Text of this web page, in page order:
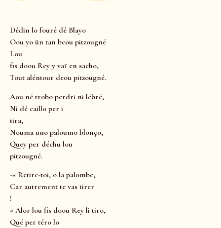
Dédin lo fourê dé Blayo
Oou yo ün tan beou pitzougné
Lou
fis doou Rey y vaï en sacho,
Tout aléntour deou pitzougné.
Aou né trobo perdri ni lébré,
Ni dé caillo per i
tira,
Nouma uno paloumo blonço,
Quey per déchu lou
pitzougné.
-« Retire-toi, o la palombe,
Car autrement te vas tirer
!
« Alor lou fis doou Rey li tiro,
Qué per téro lo